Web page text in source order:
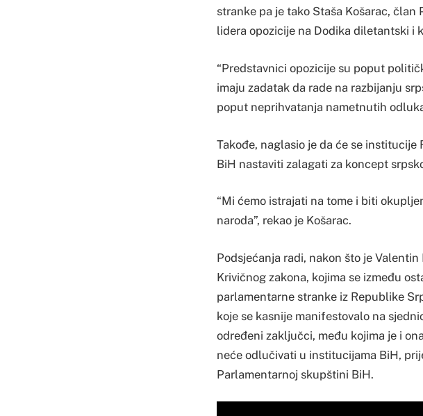
stranke pa je tako Staša Košarac,
lidera opozicije na Dodika diletantski i
“Predstavnici opozicije su poput
imaju zadatak da rade na razbijanju
poput neprihvatanja nametnutih
Takođe, naglasio je da će se
BiH nastaviti zalagati za koncept
“Mi ćemo istrajati na tome i biti
naroda”, rekao je Košarac.
Podsjećanja radi, nakon što je
Krivičnog zakona, kojima se između
parlamentarne stranke iz Republike
koje se kasnije manifestovalo na
određeni zaključci, među kojima je i
neće odlučivati u institucijama BiH,
Parlamentarnoj skupštini BiH.